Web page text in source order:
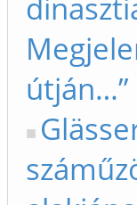
útján…”